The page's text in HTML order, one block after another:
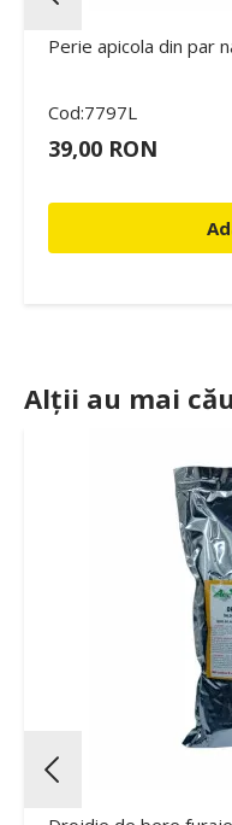
Perie apicola din par
Cod:7797L
39,00 RON
Alții au mai